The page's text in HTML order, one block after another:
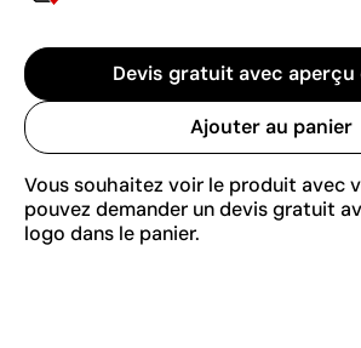
Devis gratuit avec aperçu
Ajouter au panier
Vous souhaitez voir le produit avec
pouvez demander un devis gratuit
logo dans le panier.